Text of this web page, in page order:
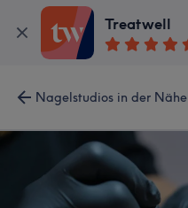
Treatwell
Nagelstudios in der Nähe